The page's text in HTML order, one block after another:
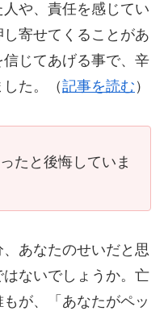
や、責任を感じてい
寄せてくることがあ
じてあげる事で、辛
た。（記事を読む ）
たと後悔していま
あなたのせいだと思
ないでしょうか。亡
が、「あなたがペッ